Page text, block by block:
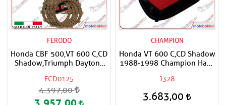
FERODO
Honda CBF 500,VT 600 C,CD
Shadow,Triumph Daytona
Balata Takımı
FCD0125
4.397,00
CHAMPION
Honda VT 600 C,CD Shadow
1988-1998 Champion Hava
J328
3.683,00